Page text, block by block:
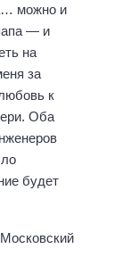
можно и
— и
на
за
к
Оба
будет